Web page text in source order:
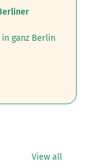
ganz Berlin
View all